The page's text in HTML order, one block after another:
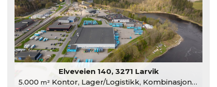
Elveveien 140, 3271 Larvik
5.000 m²Kontor, Lager/Logistikk, Kombinasjonslokaler